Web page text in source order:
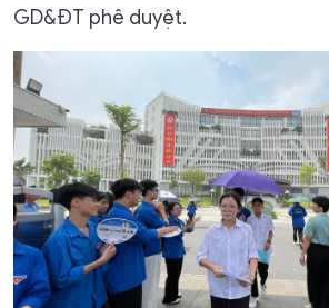
GD&ĐT phê duyệt.